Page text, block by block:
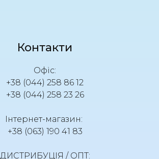
Контакти
Офіс:
+38 (044) 258 86 12
+38 (044) 258 23 26
Інтернет-магазин:
+38 (063) 190 41 83
ДИСТРИБУЦІЯ / ОПТ: